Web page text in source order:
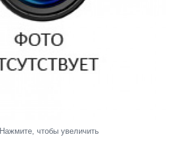
Нажмите, чтобы увеличить